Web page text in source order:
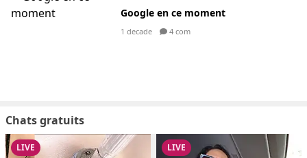
Google en ce moment
1 decade 4 com
Chats gratuits